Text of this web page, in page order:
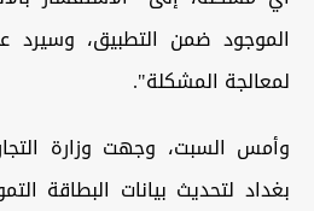
الموجود ضمن التطبيق،
لمعالجة المشكلة".
وأمس السبت، وجهت وزارة
بغداد لتحديث بيانات البطاقة